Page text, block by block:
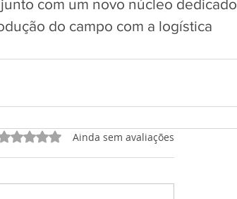
com um novo núcleo dedicado
do campo com a logística
com 0 de 5 estrelas.
Ainda sem avaliações